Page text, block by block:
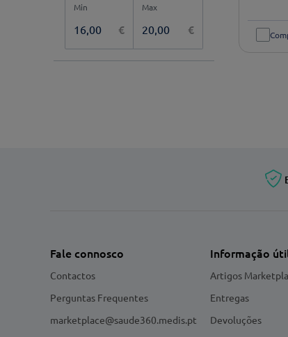
€ €
Fale connosco
Contactos
Perguntas Frequentes
marketplace@saude360.medis.pt
Informação
Artigos
Entregas
Devoluções